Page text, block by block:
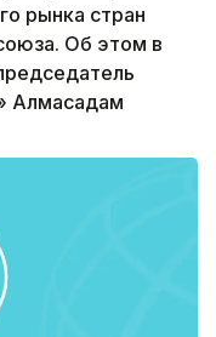
рынка стран
Об этом в
Алмасадам